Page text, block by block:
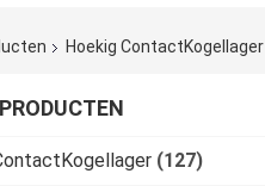
Hoekig ContactKogellager
(127)